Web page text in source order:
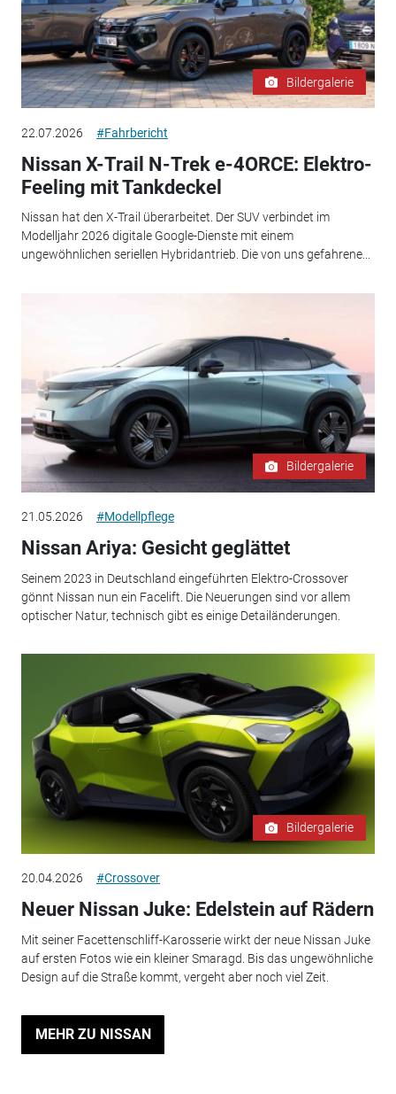
Bildergalerie
22.07.2026 #Fahrbericht
Nissan X-Trail N-Trek e-4ORCE: Elektro-
Feeling mit Tankdeckel
Nissan hat den X-Trail überarbeitet. Der SUV verbindet im
Modelljahr 2026 digitale Google-Dienste mit einem
ungewöhnlichen seriellen Hybridantrieb. Die von uns gefahrene...
Bildergalerie
21.05.2026 #Modellpflege
Nissan Ariya: Gesicht geglättet
Seinem 2023 in Deutschland eingeführten Elektro-Crossover
gönnt Nissan nun ein Facelift. Die Neuerungen sind vor allem
optischer Natur, technisch gibt es einige Detailänderungen.
Bildergalerie
20.04.2026 #Crossover
Neuer Nissan Juke: Edelstein auf Rädern
Mit seiner Facettenschliff-Karosserie wirkt der neue Nissan Juke
auf ersten Fotos wie ein kleiner Smaragd. Bis das ungewöhnliche
Design auf die Straße kommt, vergeht aber noch viel Zeit.
MEHR ZU NISSAN